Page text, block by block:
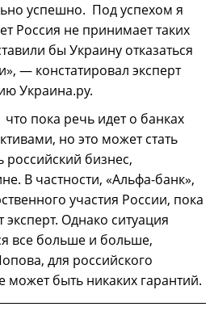
успешно. Под успехом я
Россия не принимает таких
бы Украину отказаться
— констатировал эксперт
Украина.ру.
пока речь идет о банках
но это может стать
российский бизнес,
В частности, «Альфа-банк»,
участия России, пока
эксперт. Однако ситуация
все больше и больше,
для российского
может быть никаких гарантий.